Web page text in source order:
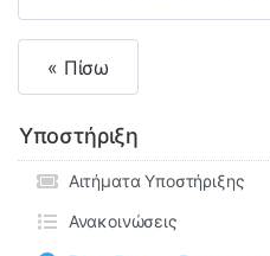
« Πίσω
Υποστήριξη
Αιτήματα Υποστήριξης
Ανακοινώσεις